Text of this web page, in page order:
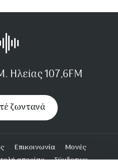
Ηλείας 107,6FM
ζωντανά
Επικοινωνία
Μονές